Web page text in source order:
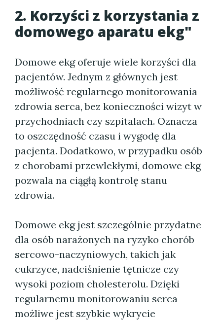
2. Korzyści z korzystania z
domowego aparatu ekg"
Domowe ekg oferuje wiele korzyści dla
pacjentów. Jednym z głównych jest
możliwość regularnego monitorowania
zdrowia serca, bez konieczności wizyt w
przychodniach czy szpitalach. Oznacza
to oszczędność czasu i wygodę dla
pacjenta. Dodatkowo, w przypadku osób
z chorobami przewlekłymi, domowe ekg
pozwala na ciągłą kontrolę stanu
zdrowia.
Domowe ekg jest szczególnie przydatne
dla osób narażonych na ryzyko chorób
sercowo-naczyniowych, takich jak
cukrzyce, nadciśnienie tętnicze czy
wysoki poziom cholesterolu. Dzięki
regularnemu monitorowaniu serca
możliwe jest szybkie wykrycie